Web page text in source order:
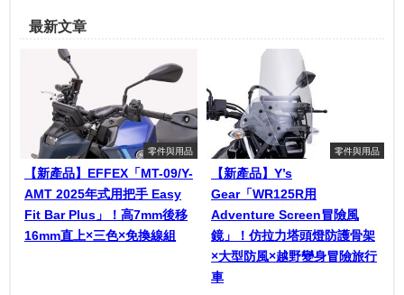
最新文章
零件與用品
【新產品】EFFEX「MT-09/Y-
AMT 2025年式用把手 Easy
Fit Bar Plus」！高7mm後移
16mm直上×三色×免換線組
零件與用品
【新產品】Y’s
Gear「WR125R用
Adventure Screen冒險風
鏡」！仿拉力塔頭燈防護骨架
×大型防風×越野變身冒險旅行
車